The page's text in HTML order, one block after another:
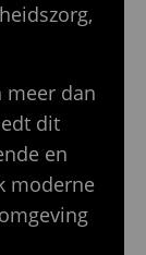
meer dan
dit
en
moderne